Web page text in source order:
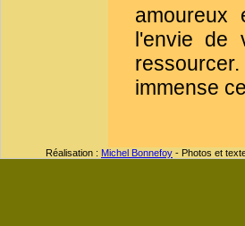
amoureux
l'envie de
immense
Réalisation : Michel Bonnefoy - Photos et